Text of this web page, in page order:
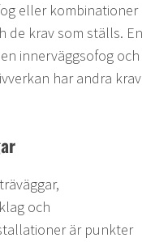
eller kombinationer
de krav som ställs. En
innerväggsofog och
har andra krav
och
är punkter